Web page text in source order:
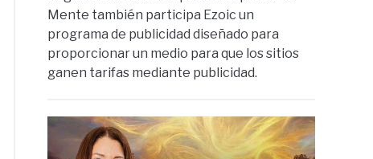
Mente también participa Ezoic un
programa de publicidad diseñado para
proporcionar un medio para que los sitios
ganen tarifas mediante publicidad.